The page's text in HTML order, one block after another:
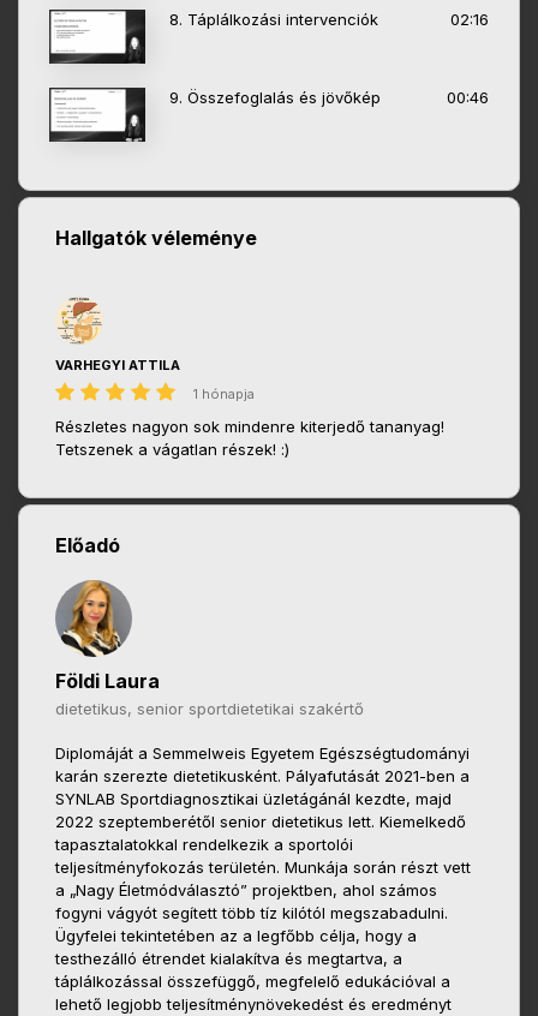
8. Táplálkozási intervenciók 02:16
9. Összefoglalás és jövőkép 00:46
Hallgatók véleménye
VARHEGYI ATTILA
1 hónapja
Részletes nagyon sok mindenre kiterjedő tananyag!
Tetszenek a vágatlan részek! :)
Előadó
Földi Laura
dietetikus, senior sportdietetikai szakértő
Diplomáját a Semmelweis Egyetem Egészségtudományi
karán szerezte dietetikusként. Pályafutását 2021-ben a
SYNLAB Sportdiagnosztikai üzletágánál kezdte, majd
2022 szeptemberétől senior dietetikus lett. Kiemelkedő
tapasztalatokkal rendelkezik a sportolói
teljesítményfokozás területén. Munkája során részt vett
a „Nagy Életmódválasztó” projektben, ahol számos
fogyni vágyót segített több tíz kilótól megszabadulni.
Ügyfelei tekintetében az a legfőbb célja, hogy a
testhezálló étrendet kialakítva és megtartva, a
táplálkozással összefüggő, megfelelő edukációval a
lehető legjobb teljesítménynövekedést és eredményt